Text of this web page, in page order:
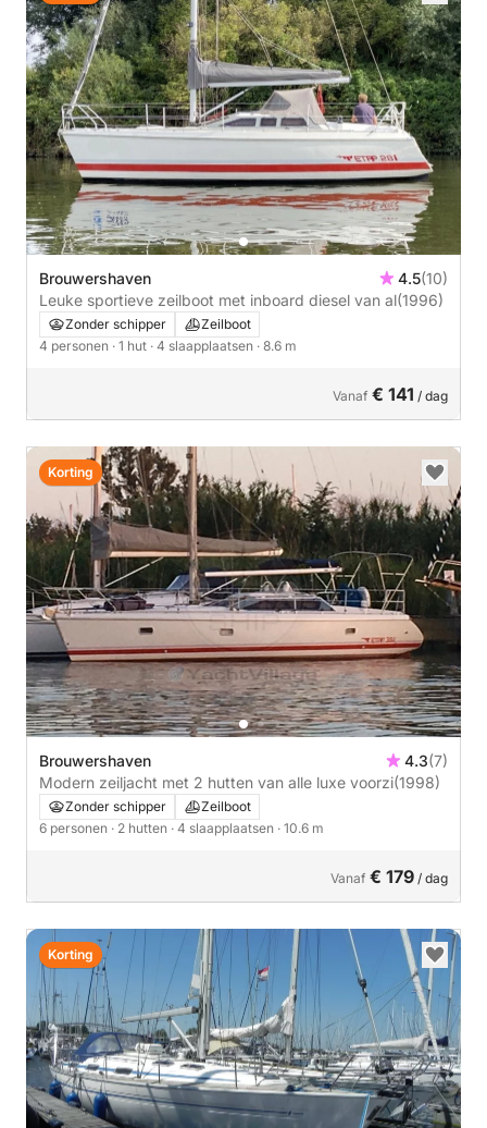
Brouwershaven 4.5(10)
Leuke sportieve zeilboot met inboard diesel van al(1996)
Zonder schipper
Zeilboot
4 personen · 1 hut · 4 slaapplaatsen · 8.6 m
Vanaf € 141 / dag
Brouwershaven 4.3(7)
Modern zeiljacht met 2 hutten van alle luxe voorzi(1998)
Zonder schipper
Zeilboot
6 personen · 2 hutten · 4 slaapplaatsen · 10.6 m
Vanaf € 179 / dag
Korting
Korting